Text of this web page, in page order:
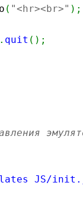
( "<hr><br>" ) ;
. quit ( ) ;
JS/